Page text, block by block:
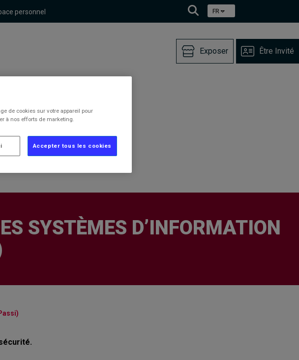
personnel FR
Exposer Être Invité
SYSTÈMES D’INFORMATION
de cookies sur votre appareil pour
à nos efforts de marketing.
Accepter tous les cookies